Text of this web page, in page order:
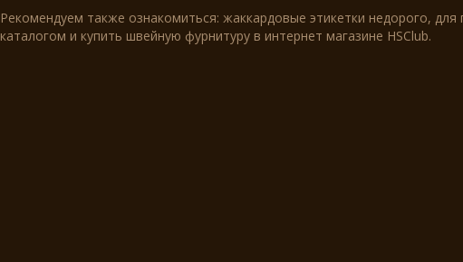
Рекомендуем также ознакомиться: жаккардовые этикетки недорого, для
каталогом и купить швейную фурнитуру в интернет магазине HSClub.